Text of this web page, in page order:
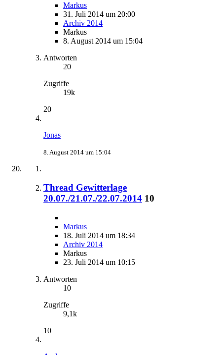
Markus
31. Juli 2014 um 20:00
Archiv 2014
Markus
8. August 2014 um 15:04
Antworten
20
Zugriffe
19k
20
Jonas
8. August 2014 um 15:04
Thread Gewitterlage
20.07./21.07./22.07.2014 10
Markus
18. Juli 2014 um 18:34
Archiv 2014
Markus
23. Juli 2014 um 10:15
Antworten
10
Zugriffe
9,1k
10